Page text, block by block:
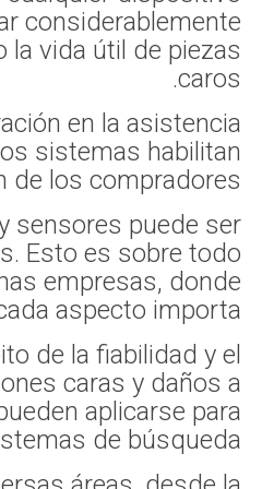
dinámico. Gracias a
las sacudidas, el
También significativo
al consumidor. El
dar
Para los dueños
importante
trascendental para
Asimismo, los
monitoreo de calidad.
los